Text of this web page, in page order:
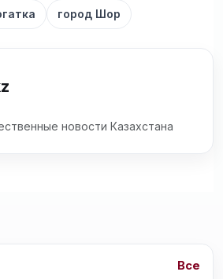
город Шор
новости Казахстана
Все